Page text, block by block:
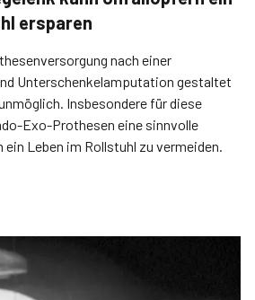
ersparen
nach einer
Unterschenkelamputation gestaltet
Insbesondere für diese
Exo-Prothesen eine sinnvolle
Leben im Rollstuhl zu vermeiden.